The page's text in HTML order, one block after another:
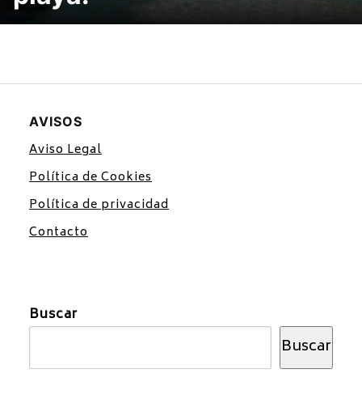
AVISOS
Aviso Legal
Política de Cookies
Política de privacidad
Contacto
Buscar
Buscar